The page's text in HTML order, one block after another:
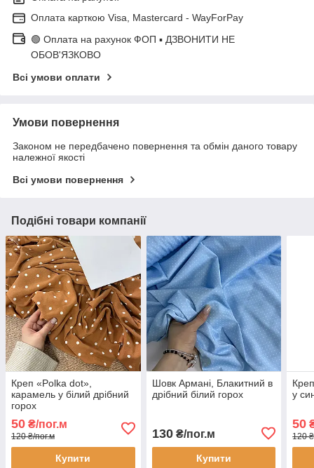
Оплата карткою Visa, Mastercard - WayForPay
🟢 Оплата на рахунок ФОП ▪ ДЗВОНИТИ НЕ
ОБОВ'ЯЗКОВО
Всі умови оплати
Умови повернення
Законом не передбачено повернення та обмін даного товару
належної якості
Всі умови повернення
Подібні товари компанії
Креп «Polka dot»,
карамель у білий дрібний
горох
50 ₴/пог.м
120 ₴/пог.м
Купити
Шовк Армані, Блакитний в
дрібний білий горох
130₴/пог.м
Купити
у
50
120